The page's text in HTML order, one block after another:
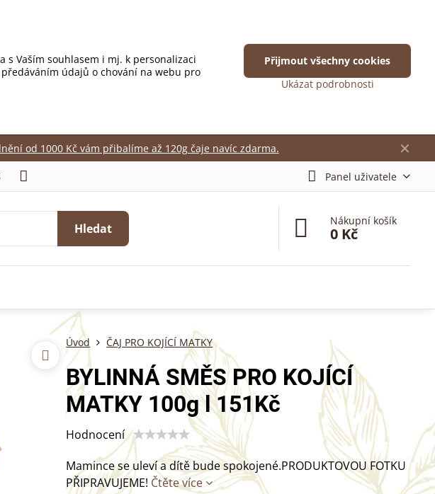
✕
od 1000 Kč vám přibalíme až 120g čaje navíc zdarma.
Panel uživatele
Hledat
Nákupní košík
0 Kč
Úvod ČAJ PRO KOJÍCÍ MATKY
BYLINNÁ SMĚS PRO KOJÍCÍ
MATKY 100g l 151Kč
Hodnocení
Mamince se uleví a dítě bude spokojené.PRODUKTOVOU FOTKU
PŘIPRAVUJEME! Čtěte více
s Vaším souhlasem i mj. k personalizaci
údajů o chování na webu pro
Ukázat podrobnosti
Přijmout všechny cookies